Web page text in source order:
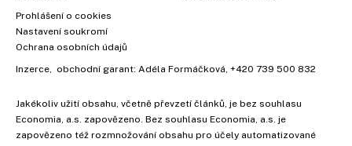
Prohlášení o cookies
Nastavení soukromí
Ochrana osobních údajů
Inzerce , obchodní garant: Adéla Formáčková +420 739 500 832
Jakékoliv užití obsahu, včetně převzetí článků, je bez souhlasu
Economia, a.s. zapovězeno. Bez souhlasu Economia, a.s. je
zapovězeno též rozmnožování obsahu pro účely automatizované